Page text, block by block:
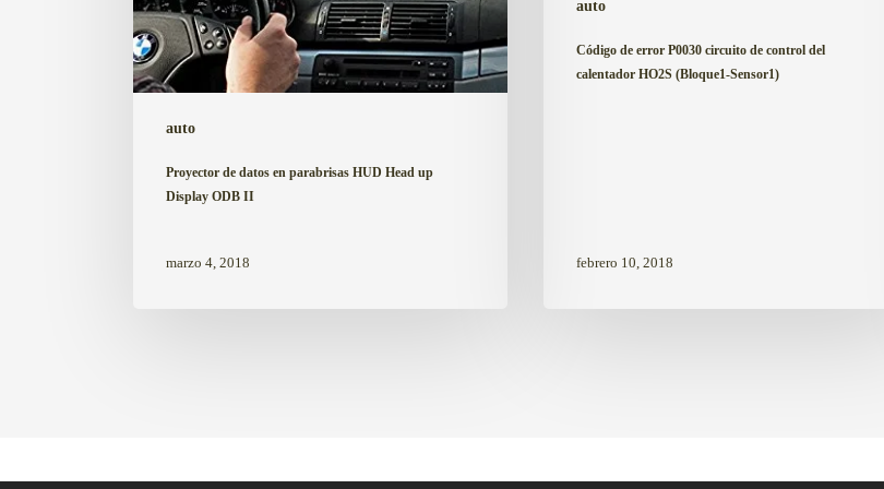
auto
II
Proyector de datos en parabrisas HUD Head up
Display ODB II
marzo 4, 2018
auto
(Bloque1-
Sensor1)Código de error P0030 circuito de control del
calentador HO2S (Bloque1-Sensor1)
febrero 10, 2018